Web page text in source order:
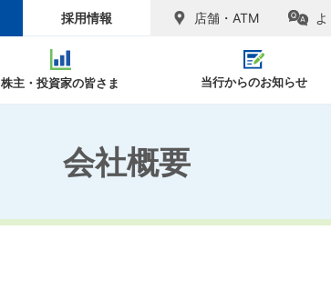
採用情報 店舗・ATM
会社概要
株主・投資家の皆さま
経営情報
当行からのお知らせ
お客さまへのご注意 キ
リファラル採用 アル
紛失した場合 便
会社概要